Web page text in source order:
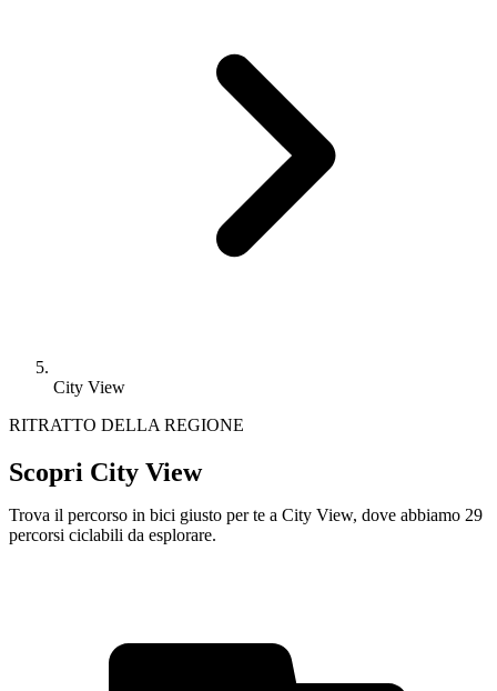
City View
RITRATTO DELLA REGIONE
Scopri City View
Trova il percorso in bici giusto per te a City View, dove abbiamo 29
percorsi ciclabili da esplorare.